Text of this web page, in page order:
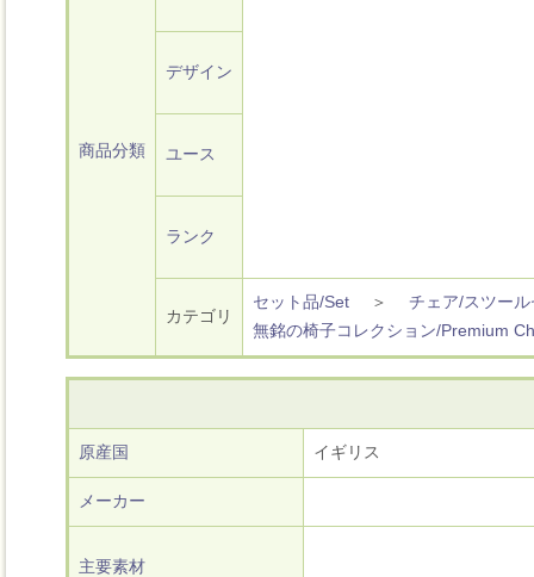
商品分類
デザイン
ユース
ランク
カテゴリ
セット品/Set ＞ チェア/スツー
無銘の椅子コレクション/Premium
原産国 イギリス
メーカー
主要素材